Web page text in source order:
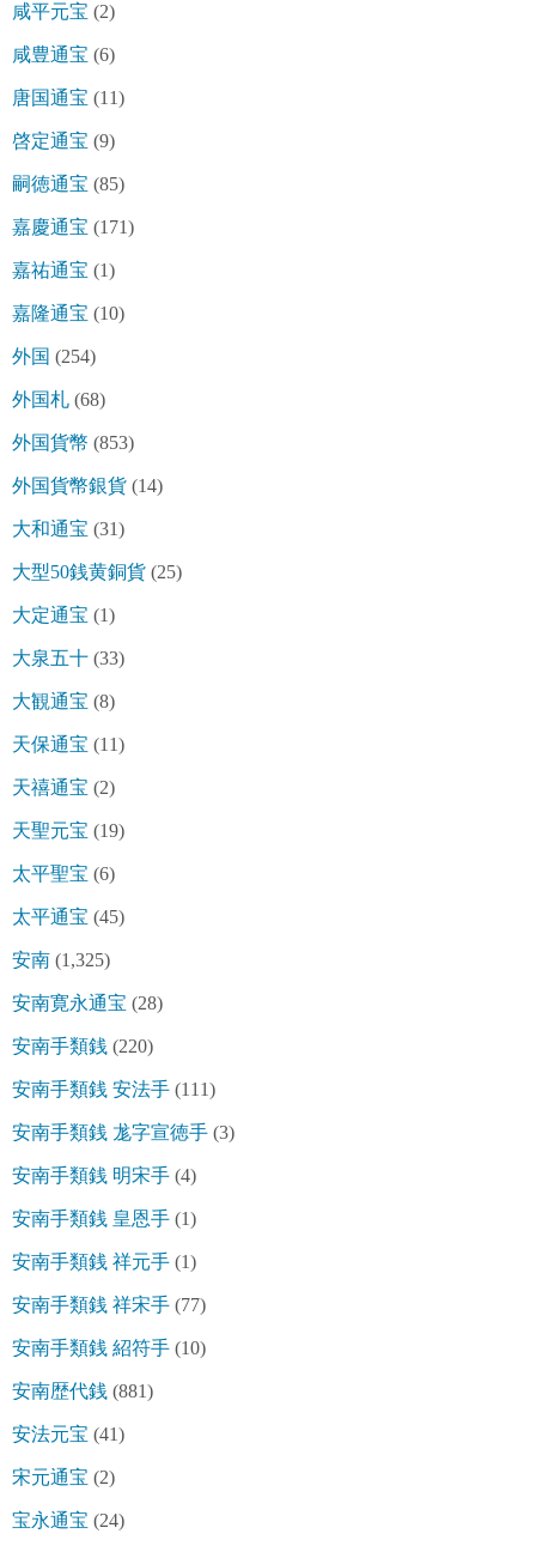
咸平元宝 (2)
咸豊通宝 (6)
唐国通宝 (11)
啓定通宝 (9)
嗣徳通宝 (85)
嘉慶通宝 (171)
嘉祐通宝 (1)
嘉隆通宝 (10)
外国 (254)
外国札 (68)
外国貨幣 (853)
外国貨幣銀貨 (14)
大和通宝 (31)
大型50銭黄銅貨 (25)
大定通宝 (1)
大泉五十 (33)
大観通宝 (8)
天保通宝 (11)
天禧通宝 (2)
天聖元宝 (19)
太平聖宝 (6)
太平通宝 (45)
安南 (1,325)
安南寛永通宝 (28)
安南手類銭 (220)
安南手類銭 安法手 (111)
安南手類銭 尨字宣徳手 (3)
安南手類銭 明宋手 (4)
安南手類銭 皇恩手 (1)
安南手類銭 祥元手 (1)
安南手類銭 祥宋手 (77)
安南手類銭 紹符手 (10)
安南歴代銭 (881)
安法元宝 (41)
宋元通宝 (2)
宝永通宝 (24)